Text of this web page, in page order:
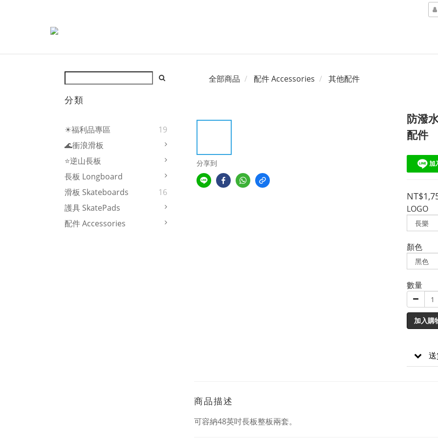
分類
☀福利品專區
19
🌊衝浪滑板
⭐逆山長板
長板 Longboard
滑板 Skateboards
16
護具 SkatePads
配件 Accessories
全部商品 配件 Accessories 其他配件
分享到
防潑
配件
LOGO
顏色
數量
加入購
商品描述
可容納48英吋長板整板兩套。